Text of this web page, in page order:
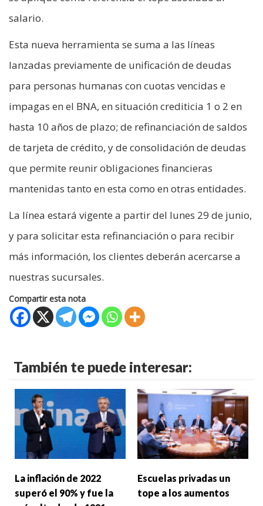
salario.
Esta nueva herramienta se suma a las líneas
lanzadas previamente de unificación de deudas
para personas humanas con cuotas vencidas e
impagas en el BNA, en situación crediticia 1 o 2 en
hasta 10 años de plazo; de refinanciación de saldos
de tarjeta de crédito, y de consolidación de deudas
que permite reunir obligaciones financieras
mantenidas tanto en esta como en otras entidades.
La línea estará vigente a partir del lunes 29 de junio,
y para solicitar esta refinanciación o para recibir
más información, los clientes deberán acercarse a
nuestras sucursales.
Compartir esta nota
También te puede interesar:
La inflación de 2022
superó el 90% y fue la
Escuelas privadas un
tope a los aumentos